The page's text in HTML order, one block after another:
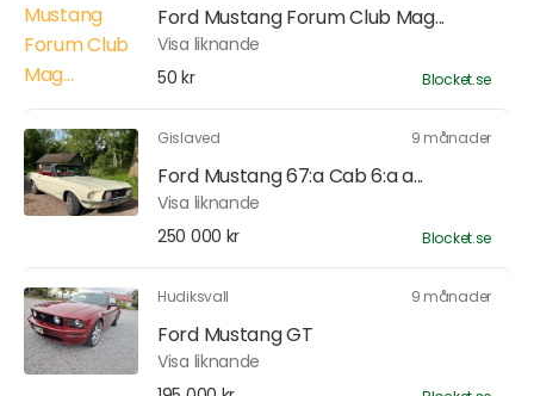
Ford Mustang Forum Club Mag...
Visa liknande
50 kr
Blocket.se
Gislaved 9 månader
Ford Mustang 67:a Cab 6:a a...
Visa liknande
250 000 kr
Blocket.se
Hudiksvall 9 månader
Ford Mustang GT
Visa liknande